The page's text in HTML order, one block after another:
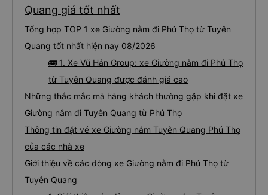
Quang giá tốt nhất
Tổng hợp TOP 1 xe Giường nằm đi Phú Thọ từ Tuyên
Quang tốt nhất hiện nay 08/2026
🚌 1. Xe Vũ Hán Group: xe Giường nằm đi Phú Thọ
từ Tuyên Quang được đánh giá cao
Những thắc mắc mà hàng khách thường gặp khi đặt xe
Giường nằm đi Tuyên Quang từ Phú Thọ
Thông tin đặt vé xe Giường nằm Tuyên Quang Phú Thọ
của các nhà xe
Giới thiệu về các dòng xe Giường nằm đi Phú Thọ từ
Tuyên Quang